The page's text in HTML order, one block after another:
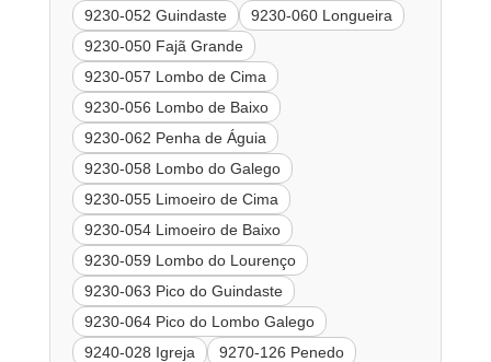
9230-052 Guindaste
9230-060 Longueira
9230-050 Fajã Grande
9230-057 Lombo de Cima
9230-056 Lombo de Baixo
9230-062 Penha de Águia
9230-058 Lombo do Galego
9230-055 Limoeiro de Cima
9230-054 Limoeiro de Baixo
9230-059 Lombo do Lourenço
9230-063 Pico do Guindaste
9230-064 Pico do Lombo Galego
9240-028 Igreja
9270-126 Penedo